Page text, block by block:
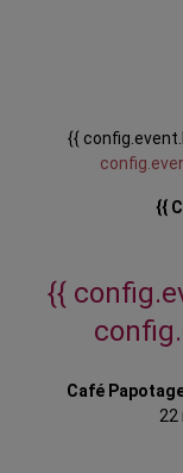
{{
{{
{{
Café
22